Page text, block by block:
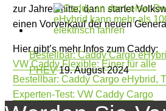
zur Jahresmitte, dann startet
einen Vorverkauf der neuen
Hier gibt’s mehr Infos zum Caddy:
VW Caddy Flexible: Einer für alle
Bestellbar: Caddy Cargo eHybrid,
Experten-Test: VW Caddy Cargo
Bestellbar: Caddy Cargo
PHEV19. August 2024